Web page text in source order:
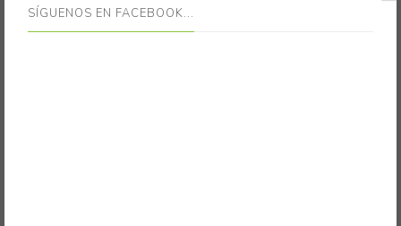
SÍGUENOS EN FACEBOOK...